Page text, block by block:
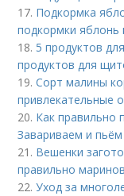
17. Подкормка
подкормки яблонь
18. 5 продуктов
продуктов для
19.Сорт малины
привлекательные
20. Как правильно
Завариваем и
21. Вешенки
правильно
22.Уход за